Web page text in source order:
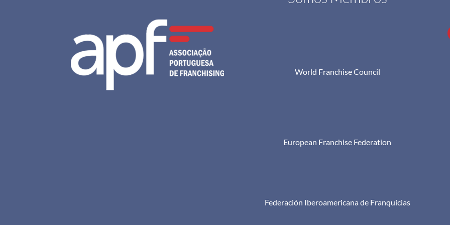
World Franchise Council
European Franchise Federation
Federación Iberoamericana de Franquicias